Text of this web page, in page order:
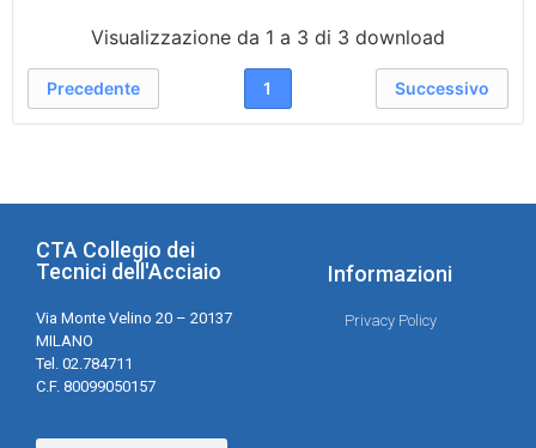
Visualizzazione da 1 a 3 di 3 download
Precedente 1 Successivo
CTA Collegio dei
Tecnici dell'Acciaio
Via Monte Velino 20 – 20137
MILANO
Tel. 02.784711
C.F. 80099050157
Informazioni
Privacy Policy